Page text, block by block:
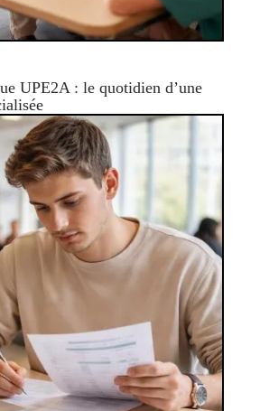
UPE2A : le quotidien d’une